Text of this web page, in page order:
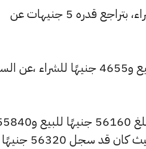
وتراجع سعر عيار 18 ليسجل 6015 جنيهًا للبيع و5985 جنيهًا للشراء، بتراجع قدره 5 جنيهات عن
كما شهد سعر عيار 14 تراجعًا بقيمة 5 جنيهًا ليبلغ 4680 جنيهًا للبيع و4655 جنيهًا
كما شهد سعر الجنيه الذهب انخفاضًا بالسوق المصري الآن، حيث بلغ 56160
جنيهًا للشراء، منخفضًا بمقدار 80 جنيهات عن التحديث السابق، حيث كان قد سجل 56320 جنيهًا